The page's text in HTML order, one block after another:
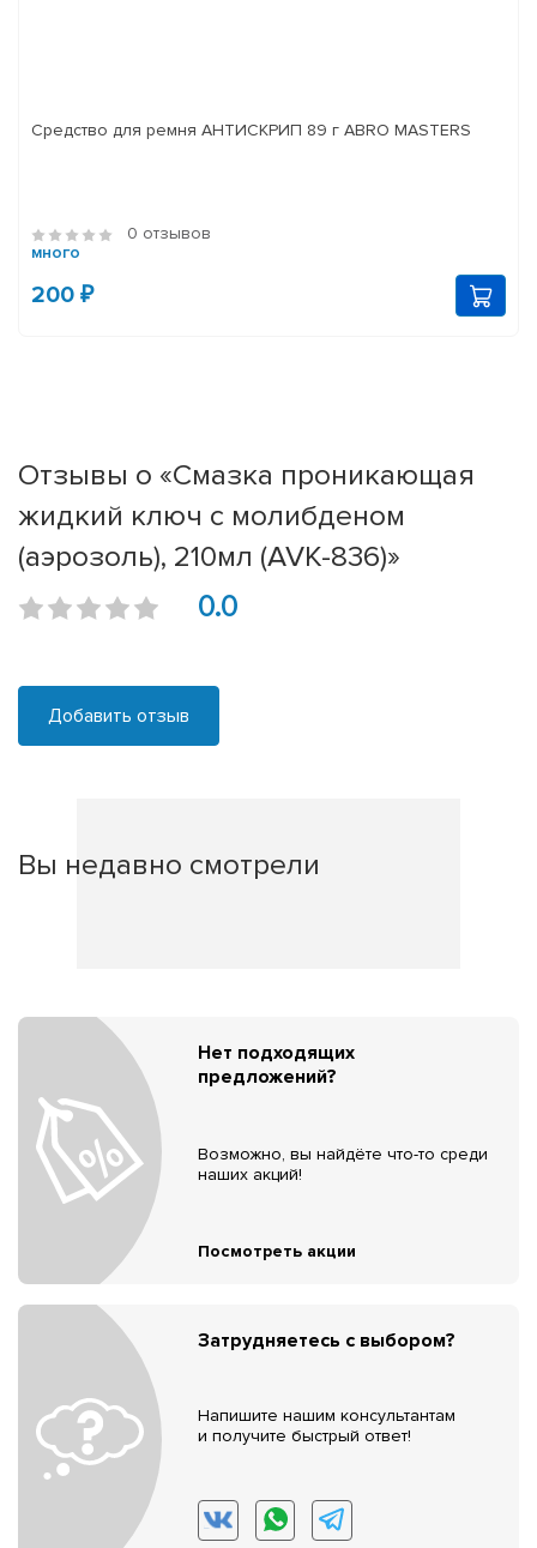
Средство для ремня АНТИСКРИП 89 г ABRO MASTERS
0 отзывов
много
200 ₽
Отзывы о «Смазка проникающая
жидкий ключ с молибденом
(аэрозоль), 210мл (AVK-836)»
0.0
Добавить отзыв
Вы недавно смотрели
Нет подходящих
предложений?
Возможно, вы найдёте что-то среди
наших акций!
Посмотреть акции
Затрудняетесь с выбором?
Напишите нашим консультантам
и получите быстрый ответ!